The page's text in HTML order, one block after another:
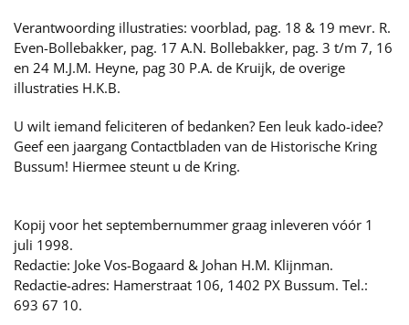
Verantwoording illustraties: voorblad, pag. 18 & 19 mevr. R.
Even-Bollebakker, pag. 17 A.N. Bollebakker, pag. 3 t/m 7, 16
en 24 M.J.M. Heyne, pag 30 P.A. de Kruijk, de overige
illustraties H.K.B.
U wilt iemand feliciteren of bedanken? Een leuk kado-idee?
Geef een jaargang Contactbladen van de Historische Kring
Bussum! Hiermee steunt u de Kring.
Kopij voor het septembernummer graag inleveren vóór 1
juli 1998.
Redactie: Joke Vos-Bogaard & Johan H.M. Klijnman.
Redactie-adres: Hamerstraat 106, 1402 PX Bussum. Tel.:
693 67 10.